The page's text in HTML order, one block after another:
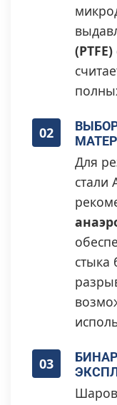
02
Для
стали
стыка
03